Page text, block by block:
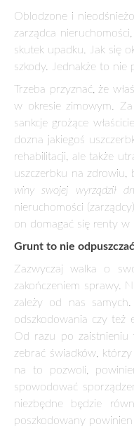
Oblodzone i
zarządca
skutek upadku. Jak się
szkody. Jednakże to nie
Trzeba przyznać, że
w okresie zimowym.
sankcje grożące
dozna jakiegoś
rehabilitacji, ale także
uszczerbku na zdrowiu,
winy swojej wyrządził
nieruchomości
on domagać się renty w
Grunt to nie odpuszczać
Zazwyczaj walka o
zakończeniem sprawy.
zależy od nas
odszkodowania czy też
Od razu po zaistnieniu
zebrać świadków,
na to pozwoli,
spowodować
niezbędne będzie
poszkodowany